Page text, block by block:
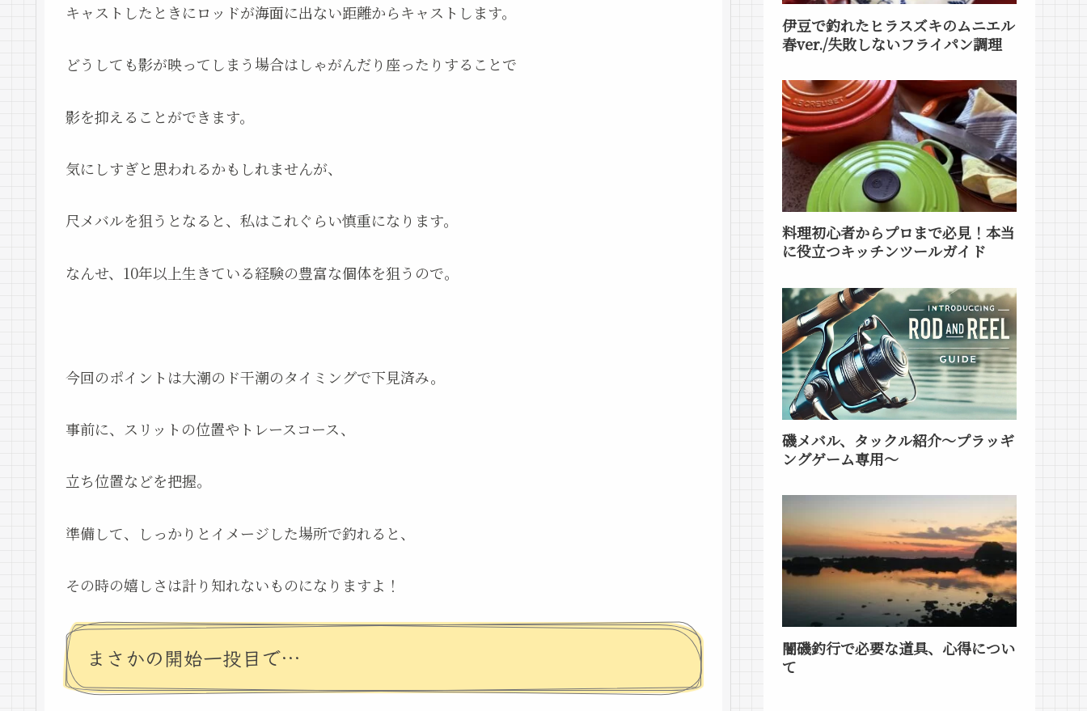
キャストしたときにロッドが海面に出ない距離からキャストします。
どうしても影が映ってしまう場合はしゃがんだり座ったりすることで
影を抑えることができます。
気にしすぎと思われるかもしれませんが、
尺メバルを狙うとなると、私はこれぐらい慎重になります。
なんせ、10年以上生きている経験の豊富な個体を狙うので。
今回のポイントは大潮のド干潮のタイミングで下見済み。
事前に、スリットの位置やトレースコース、
立ち位置などを把握。
準備して、しっかりとイメージした場所で釣れると、
その時の嬉しさは計り知れないものになりますよ！
まさかの開始一投目で…
伊豆で釣れたヒラスズキのムニエル
春ver./失敗しないフライパン調理
料理初心者からプロまで必見！本当
に役立つキッチンツールガイド
磯メバル、タックル紹介～プラッギ
ングゲーム専用～
闇磯釣行で必要な道具、心得につい
て